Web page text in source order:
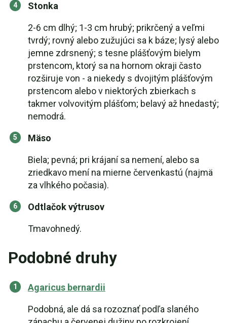
Stonka
2-6 cm dlhý; 1-3 cm hrubý; prikrčený a veľmi
tvrdý; rovný alebo zužujúci sa k báze; lysý alebo
jemne zdrsnený; s tesne plášťovým bielym
prstencom, ktorý sa na hornom okraji často
rozširuje von - a niekedy s dvojitým plášťovým
prstencom alebo v niektorých zbierkach s
takmer volvovitým plášťom; belavý až hnedastý;
nemodrá.
Mäso
Biela; pevná; pri krájaní sa nemení, alebo sa
zriedkavo mení na mierne červenkastú (najmä
za vlhkého počasia).
Odtlačok výtrusov
Tmavohnedý.
Podobné druhy
Agaricus bernardii
Podobná, ale dá sa rozoznať podľa slaného